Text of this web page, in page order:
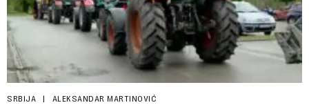
SRBIJA ALEKSANDAR MARTINOVIĆ